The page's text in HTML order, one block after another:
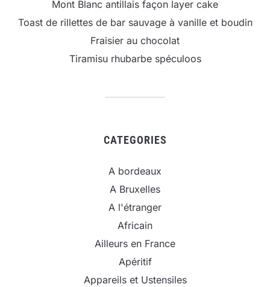
Mont Blanc antillais façon layer cake
Toast de rillettes de bar sauvage à vanille et boudin
Fraisier au chocolat
Tiramisu rhubarbe spéculoos
CATEGORIES
A bordeaux
A Bruxelles
A l'étranger
Africain
Ailleurs en France
Apéritif
Appareils et Ustensiles